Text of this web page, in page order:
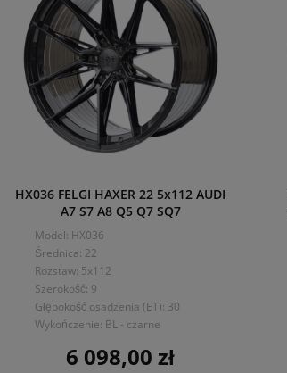
HX036 FELGI HAXER 22 5x112 AUDI
A7 S7 A8 Q5 Q7 SQ7
Model: HX036
Średnica: 22
Rozstaw: 5x112
Szerokość: 9
Głębokość osadzenia (ET): 30
Wykończenie: BL - czarne
Cena
6 098,00 zł